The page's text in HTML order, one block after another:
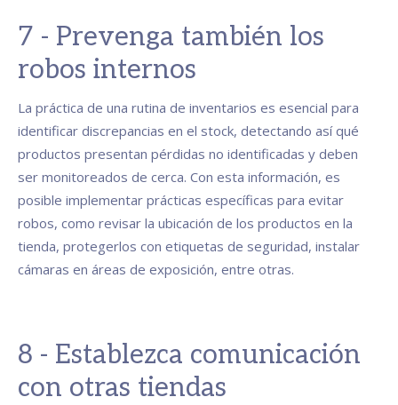
7 - Prevenga también los
robos internos
La práctica de una rutina de inventarios es esencial para
identificar discrepancias en el stock, detectando así qué
productos presentan pérdidas no identificadas y deben
ser monitoreados de cerca. Con esta información, es
posible implementar prácticas específicas para evitar
robos, como revisar la ubicación de los productos en la
tienda, protegerlos con etiquetas de seguridad, instalar
cámaras en áreas de exposición, entre otras.
8 - Establezca comunicación
con otras tiendas